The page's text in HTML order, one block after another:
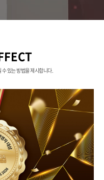
수 있는 방법을 제시합니다.